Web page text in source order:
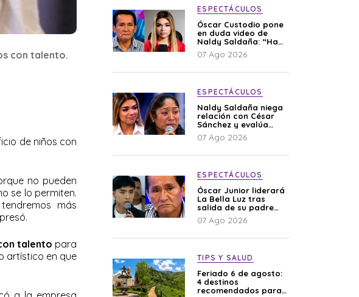
con talento.
de niños con
no pueden
se lo permiten.
más
talento para
artístico en que
ESPECTÁCULOS
Óscar Custodio pone
en duda video de
Naldy Saldaña: “Hay
cosas que de repente
se han editado”
07 Ago 2026
ESPECTÁCULOS
Naldy Saldaña niega
relación con César
Sánchez y evalúa
denunciar a su
esposa: “Es una
07 Ago 2026
ESPECTÁCULOS
Óscar Junior liderará
La Bella Luz tras
salida de su padre
por polémica con
Naldy Saldaña
07 Ago 2026
TIPS Y SALUD
Feriado 6 de agosto:
4 destinos
recomendados para